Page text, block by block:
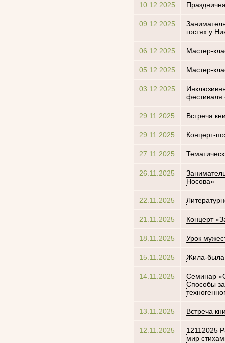
10.12.2025
09.12.2025
гостях у
06.12.2025 Мастер-
05.12.2025 Мастер-
03.12.2025
фестиваля
29.11.2025 Встреча
29.11.2025 Концерт-
27.11.2025
26.11.2025
Носова»
22.11.2025
21.11.2025 Концерт
18.11.2025 Урок
15.11.2025 Жила-была
14.11.2025
Семинар
Способы
13.11.2025 Встреча
12.11.2025
12112025
мир